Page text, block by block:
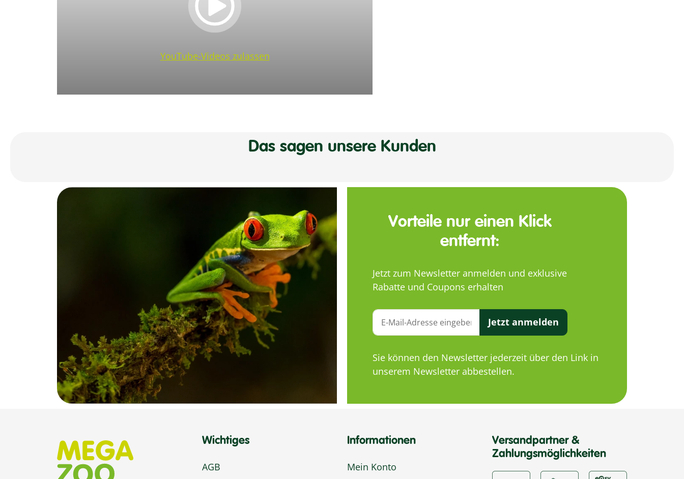
YouTube-Videos zulassen
Das sagen unsere Kunden
Vorteile nur einen Klick
entfernt:
Jetzt zum Newsletter anmelden und exklusive
Rabatte und Coupons erhalten
Jetzt anmelden
Sie können den Newsletter jederzeit über den Link in
unserem Newsletter abbestellen.
Wichtiges
AGB
Informationen
Mein Konto
Versandpartner &
Zahlungsmöglichkeiten